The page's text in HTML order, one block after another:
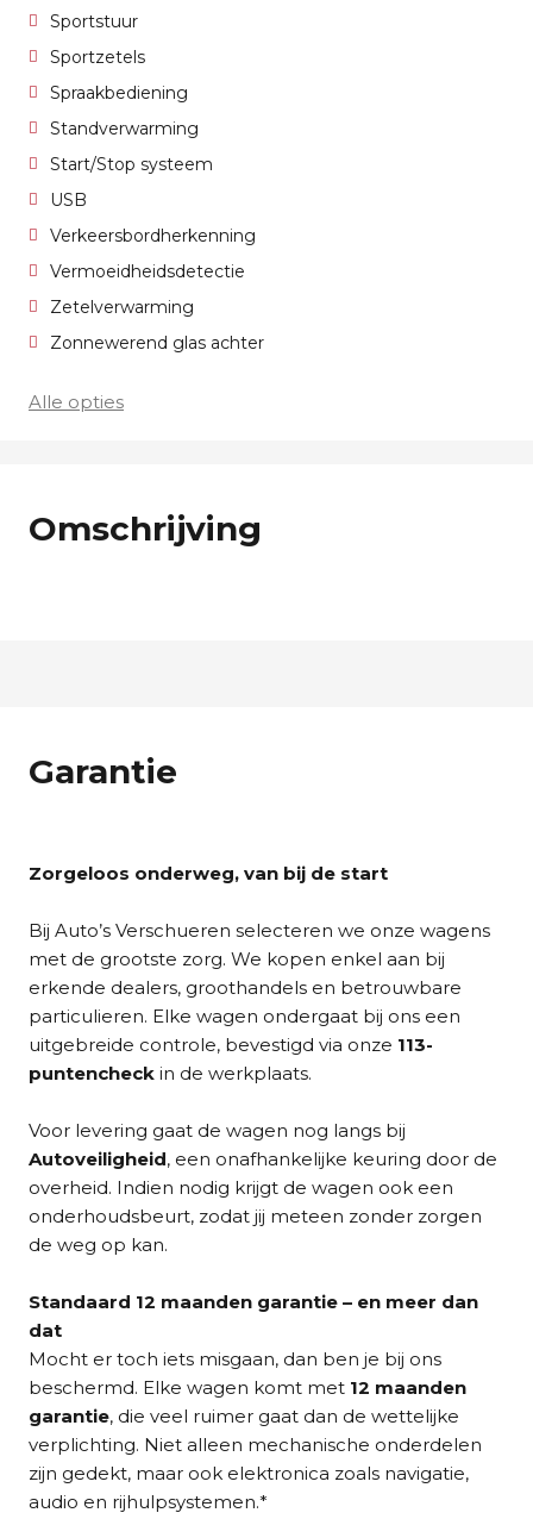
Sportstuur
Sportzetels
Spraakbediening
Standverwarming
Start/Stop systeem
USB
Verkeersbordherkenning
Vermoeidheidsdetectie
Zetelverwarming
Zonnewerend glas achter
Alle opties
Omschrijving
Garantie
Zorgeloos onderweg, van bij de start
Bij Auto’s Verschueren selecteren we onze wagens
met de grootste zorg. We kopen enkel aan bij
erkende dealers, groothandels en betrouwbare
particulieren. Elke wagen ondergaat bij ons een
uitgebreide controle, bevestigd via onze 113-
puntencheck in de werkplaats.
Voor levering gaat de wagen nog langs bij
Autoveiligheid, een onafhankelijke keuring door de
overheid. Indien nodig krijgt de wagen ook een
onderhoudsbeurt, zodat jij meteen zonder zorgen
de weg op kan.
Standaard 12 maanden garantie – en meer dan
dat
Mocht er toch iets misgaan, dan ben je bij ons
beschermd. Elke wagen komt met 12 maanden
garantie, die veel ruimer gaat dan de wettelijke
verplichting. Niet alleen mechanische onderdelen
zijn gedekt, maar ook elektronica zoals navigatie,
audio en rijhulpsystemen.*